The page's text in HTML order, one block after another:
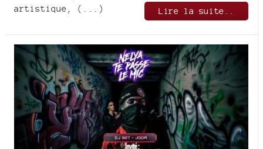
artistique, (...)
Lire la suite..